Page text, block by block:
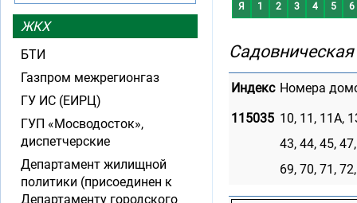
Я 1 2 3 4 5 6
Индекс Номера
115035 10, 11, 11А,
43, 44, 45,
69, 70, 71,
ЖКХ
БТИ
Газпром межрегионгаз
ГУ ИС (ЕИРЦ)
ГУП «Мосводосток»,
диспетчерские
Департамент жилищной
политики (присоединен к
Департаменту городского